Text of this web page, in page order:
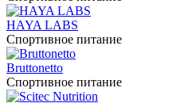
HAYA LABS
Спортивное питание
Bruttonetto
Спортивное питание